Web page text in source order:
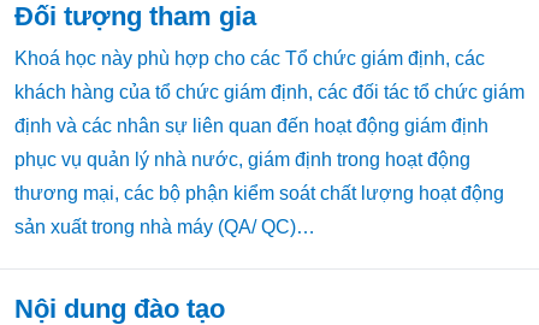
Đối tượng tham gia
Khoá học này phù hợp cho các Tổ chức giám định, các
khách hàng của tổ chức giám định, các đối tác tổ chức giám
định và các nhân sự liên quan đến hoạt động giám định
phục vụ quản lý nhà nước, giám định trong hoạt động
thương mại, các bộ phận kiểm soát chất lượng hoạt động
sản xuất trong nhà máy (QA/ QC)…
Nội dung đào tạo